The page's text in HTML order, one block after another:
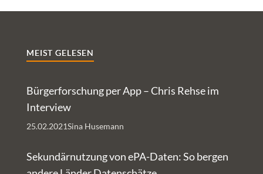
MEIST GELESEN
Bürgerforschung per App – Chris Rehse im
Interview
Sina Husemann
25.02.2021
Sekundärnutzung von ePA-Daten: So bergen